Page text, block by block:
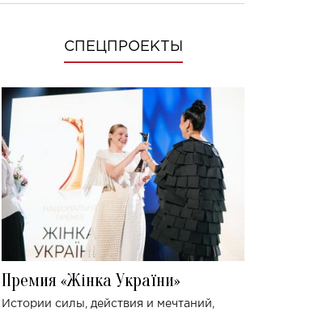
СПЕЦПРОЕКТЫ
Премия «Жінка України»
Истории силы, действия и мечтаний,